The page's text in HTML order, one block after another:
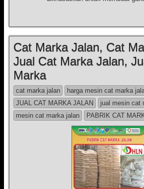
Cat Marka Jalan, Cat
Jual Cat Marka Jalan,
Marka
cat marka jalan
harga mesin cat marka
JUAL CAT MARKA JALAN
jual mesin cat
mesin cat marka jalan
PABRIK CAT